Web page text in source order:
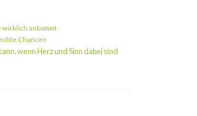
wirklich ankommt
Chancen
wenn Herz und Sinn dabei sind